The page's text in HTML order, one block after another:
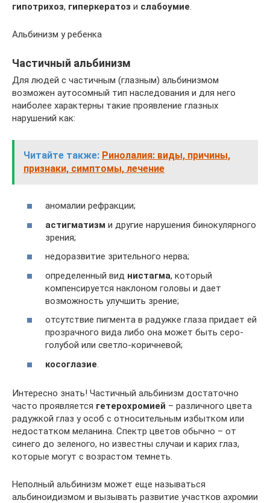
гипотрихоз, гиперкератоз и слабоумие
Альбинизм у ребенка
Частичный альбинизм
Для людей с частичным (глазным) альбинизмом
возможен аутосомный тип наследования и для него
наиболее характерны такие проявление глазных
нарушений как:
Читайте также: Ринолалия: виды, причины,
признаки, симптомы, лечение
аномалии рефракции;
астигматизм и другие нарушения бинокулярного
зрения;
недоразвитие зрительного нерва;
определенный вид нистагма, который
компенсируется наклоном головы и дает
возможность улучшить зрение;
отсутствие пигмента в радужке глаза придает ей
прозрачного вида либо она может быть серо-
голубой или светло-коричневой;
косоглазие
Интересно знать! Частичный альбинизм достаточно
часто проявляется гетерохромией – различного цвета
радужкой глаз у особ с относительным избытком или
недостатком меланина. Спектр цветов обычно – от
синего до зеленого, но известны случаи и карих глаз,
которые могут с возрастом темнеть.
Неполный альбинизм может еще называться
альбиноидизмом и вызывать развитие участков ахромии